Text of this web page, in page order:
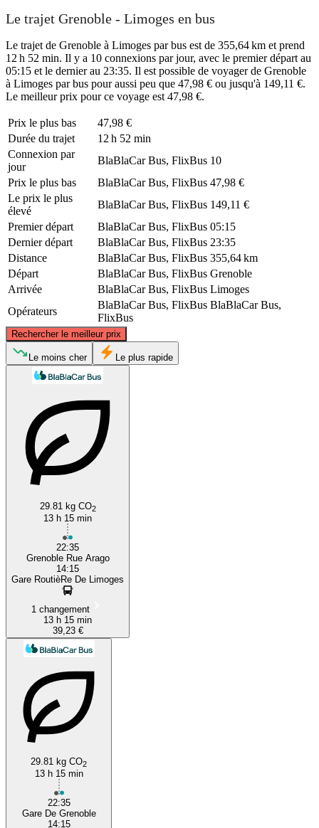
Le trajet Grenoble - Limoges en bus
Le trajet de Grenoble à Limoges par bus est de 355,64 km et prend
12 h 52 min. Il y a 10 connexions par jour, avec le premier départ au
05:15 et le dernier au 23:35. Il est possible de voyager de Grenoble
à Limoges par bus pour aussi peu que 47,98 € ou jusqu'à 149,11 €.
Le meilleur prix pour ce voyage est 47,98 €.
Prix ​​le plus bas
47,98 €
Durée du trajet
12 h 52 min
Connexion par
jour
BlaBlaCar Bus, FlixBus 10
Prix ​​le plus bas
BlaBlaCar Bus, FlixBus 47,98 €
Le prix le plus
élevé
BlaBlaCar Bus, FlixBus 149,11 €
Premier départ
BlaBlaCar Bus, FlixBus 05:15
Dernier départ
BlaBlaCar Bus, FlixBus 23:35
Distance
BlaBlaCar Bus, FlixBus 355,64 km
Départ
BlaBlaCar Bus, FlixBus Grenoble
Arrivée
BlaBlaCar Bus, FlixBus Limoges
Opérateurs
BlaBlaCar Bus, FlixBus BlaBlaCar Bus,
FlixBus
Rechercher le meilleur prix
Le moins cher Le plus rapide
29.81 kg CO2
13 h 15 min
22:35
Grenoble Rue Arago
14:15
Gare RoutièRe De Limoges
1 changement
13 h 15 min
39,23 €
29.81 kg CO2
13 h 15 min
22:35
Gare De Grenoble
14:15